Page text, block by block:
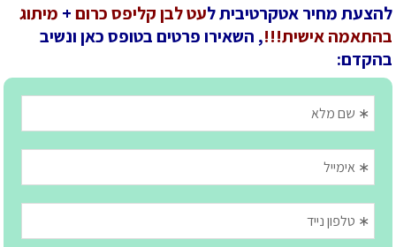
להצעת מחיר אטקרטיבית לעט לבן קליפס כרום+ מיתוג
בהתאמה אישית!!!, השאירו פרטים בטופס כאן ונשיב
בהקדם: